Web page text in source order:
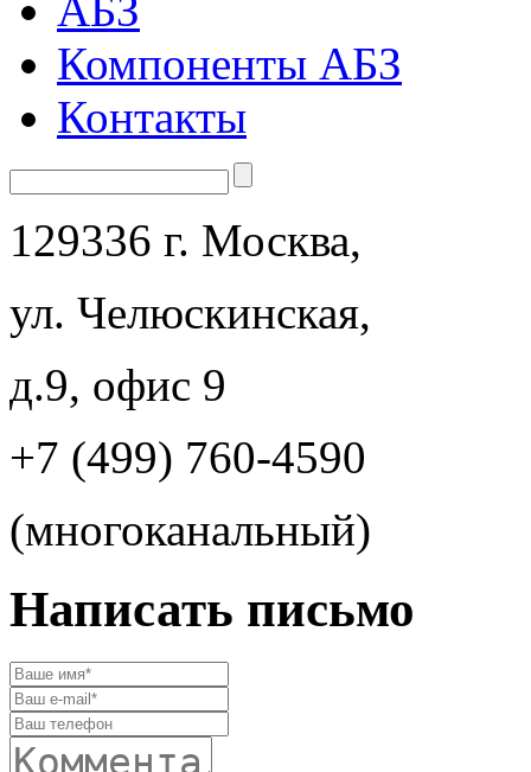
Компоненты АБЗ
Контакты
129336 г. Москва,
ул. Челюскинская,
д.9, офис 9
+7 (499) 760-4590
(многоканальный)
Написать письмо